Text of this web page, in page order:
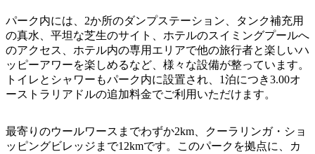
と
ア
ウ
ト
ド
ク
テ
ィ
ビ
テ
ィ
し
た
い
こ
と
計
画
ツ
ー
パーク内には、2か所のダンプステーション、タンク補充用
の真水、平坦な芝生のサイト、ホテルのスイミングプールへ
のアクセス、ホテル内の専用エリアで他の旅行者と楽しいハ
ッピーアワーを楽しめるなど、様々な設備が整っています。
トイレとシャワーもパーク内に設置され、1泊につき3.00オ
ーストラリアドルの追加料金でご利用いただけます。
最寄りのウールワースまでわずか2km、クーラリンガ・ショ
ッピングビレッジまで12kmです。このパークを拠点に、カ